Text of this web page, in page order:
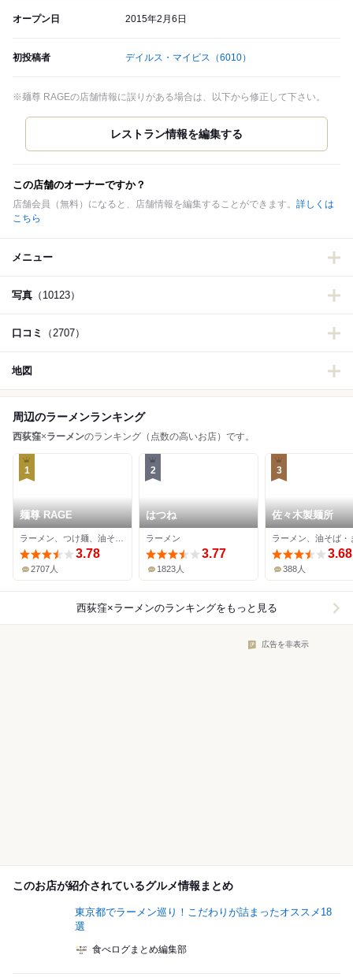
オープン日 2015年2月6日
初投稿者 デイルス・マイビス （6010）
※麺尊 RAGEの店舗情報に誤りがある場合は、以下から修正して下さい。
この店舗のオーナーですか？
店舗会員（無料）になると、店舗情報を編集することができます。 詳しくは
こちら
メニュー
写真 （10123）
口コミ （2707）
地図
周辺のラーメンランキング
西荻窪×ラーメンのランキング（点数の高いお店）です。
1
麺尊 RAGE
3.78
2707人
2
はつね
ラーメン
3.77
1823人
3
佐々木製麺所
3.68
388人
西荻窪×ラーメンのランキングをもっと見る
広告を非表示
このお店が紹介されているグルメ情報まとめ
東京都でラーメン巡り！こだわりが詰まったオススメ18
選
食べログまとめ編集部